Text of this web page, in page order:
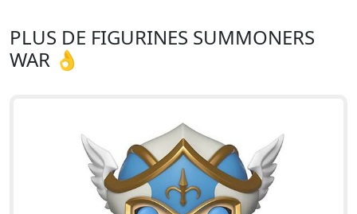
PLUS DE FIGURINES SUMMONERS
WAR 👌